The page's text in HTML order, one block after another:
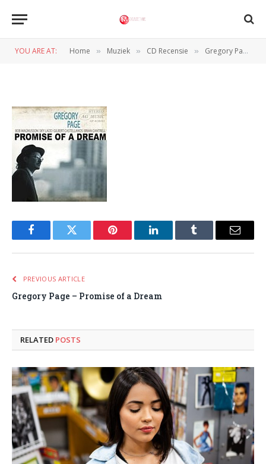
YOU ARE AT: Home » Muziek » CD Recensie » Gregory Page – Promise of a Dream
FacebookTwitter Pinterest LinkedInTumblr Email
PREVIOUS ARTICLE
Gregory Page – Promise of a Dream
RELATED POSTS